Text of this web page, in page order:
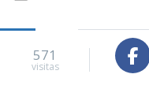
571
visitas